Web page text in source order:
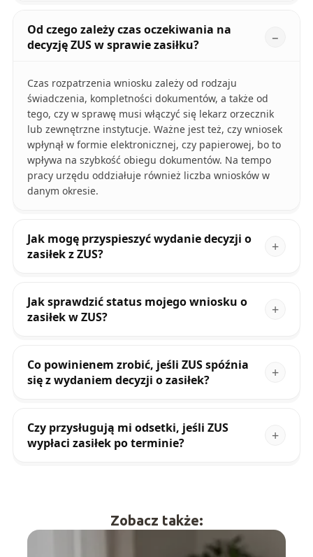
Od czego zależy czas oczekiwania na
decyzję ZUS w sprawie zasiłku?
Czas rozpatrzenia wniosku zależy od rodzaju
świadczenia, kompletności dokumentów, a także od
tego, czy w sprawę musi włączyć się lekarz orzecznik
lub zewnętrzne instytucje. Ważne jest też, czy wniosek
wpłynął w formie elektronicznej, czy papierowej, bo to
wpływa na szybkość obiegu dokumentów. Na tempo
pracy urzędu oddziałuje również liczba wniosków w
danym okresie.
Jak mogę przyspieszyć wydanie decyzji o
zasiłek z ZUS?
Jak sprawdzić status mojego wniosku o
zasiłek w ZUS?
Co powinienem zrobić, jeśli ZUS spóźnia
się z wydaniem decyzji o zasiłek?
Czy przysługują mi odsetki, jeśli ZUS
wypłaci zasiłek po terminie?
Zobacz także: